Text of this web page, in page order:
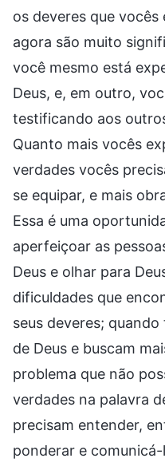
os deveres que
agora são muito
você mesmo está
Deus, e, em outro,
testificando aos
Quanto mais vocês
verdades vocês
se equipar, e mais
Essa é uma
aperfeiçoar as
Deus e olhar para
dificuldades que
seus deveres;
de Deus e buscam
problema que não
verdades na palavra
precisam entender,
ponderar e